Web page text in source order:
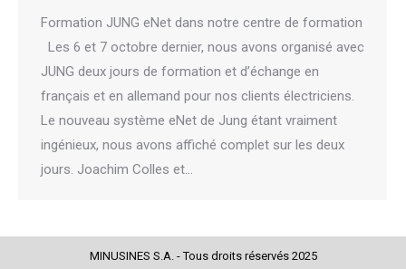
Formation JUNG eNet dans notre centre de formation
Les 6 et 7 octobre dernier, nous avons organisé avec
JUNG deux jours de formation et d’échange en
français et en allemand pour nos clients électriciens.
Le nouveau système eNet de Jung étant vraiment
ingénieux, nous avons affiché complet sur les deux
jours. Joachim Colles et…
MINUSINES S.A. - Tous droits réservés 2025